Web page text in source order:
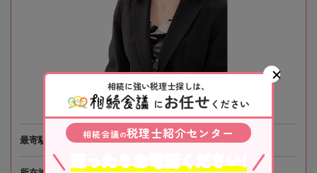
最寄駅 札幌市営地下鉄「白石駅」徒歩1分
相続に強い税理士探しは、
にお任せ ください
相続会議の税理士紹介センター